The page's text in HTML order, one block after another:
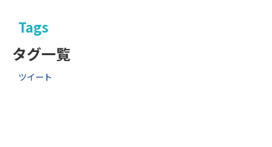
Tags
タグ一覧
ツイート